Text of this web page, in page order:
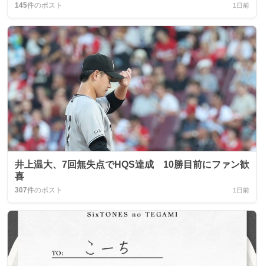
145件のポスト 1日前
井上温大、7回無失点でHQS達成 10勝目前にファン歓
喜
307件のポスト 1日前